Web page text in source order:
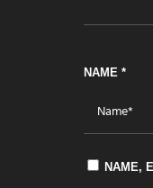
NAME *
NAME,